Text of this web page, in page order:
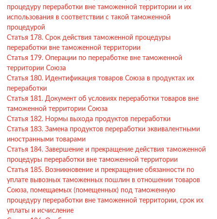
процедуру переработки вне таможенной территории и их
использования в соответствии с такой таможенной
процедурой
Статья 178. Срок действия таможенной процедуры
переработки вне таможенной территории
Статья 179. Операции по переработке вне таможенной
территории Союза
Статья 180. Идентификация товаров Союза в продуктах их
переработки
Статья 181. Документ об условиях переработки товаров вне
таможенной территории Союза
Статья 182. Нормы выхода продуктов переработки
Статья 183. Замена продуктов переработки эквивалентными
иностранными товарами
Статья 184. Завершение и прекращение действия таможенной
процедуры переработки вне таможенной территории
Статья 185. Возникновение и прекращение обязанности по
уплате вывозных таможенных пошлин в отношении товаров
Союза, помещаемых (помещенных) под таможенную
процедуру переработки вне таможенной территории, срок их
уплаты и исчисление